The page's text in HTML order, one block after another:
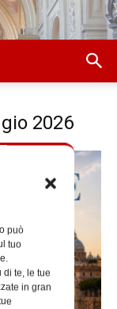
può
tuo
di te, le tue
in gran
2026